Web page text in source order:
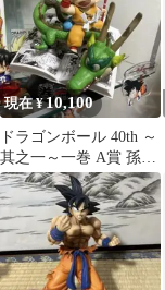
現在 ¥10,100
ドラゴンボール 40th ～
其之一～一巻 A賞 孫悟
空 訳あり